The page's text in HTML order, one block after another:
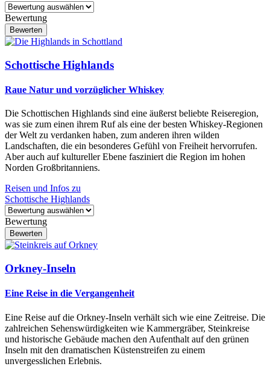
Bewertung
Schottische Highlands
Raue Natur und vorzüglicher Whiskey
Die Schottischen Highlands sind eine äußerst beliebte Reiseregion,
was sie zum einen ihrem Ruf als eine der besten Whiskey-Regionen
der Welt zu verdanken haben, zum anderen ihren wilden
Landschaften, die ein besonderes Gefühl von Freiheit hervorrufen.
Aber auch auf kultureller Ebene fasziniert die Region im hohen
Norden Großbritanniens.
Reisen und Infos zu
Schottische Highlands
Bewertung
Orkney-Inseln
Eine Reise in die Vergangenheit
Eine Reise auf die Orkney-Inseln verhält sich wie eine Zeitreise. Die
zahlreichen Sehenswürdigkeiten wie Kammergräber, Steinkreise
und historische Gebäude machen den Aufenthalt auf den grünen
Inseln mit den dramatischen Küstenstreifen zu einem
unvergesslichen Erlebnis.